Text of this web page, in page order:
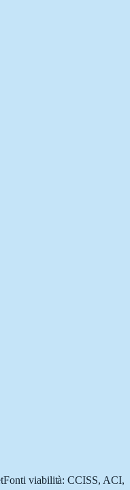
Fonti viabilità: CCISS, ACI,